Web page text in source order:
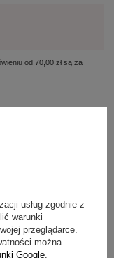
od 70,00 złsą za
usług zgodnie z
warunki
przeglądarce.
można
Google